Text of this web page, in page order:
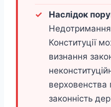
Наслідок
Конституції
визнання
верховенства
законність